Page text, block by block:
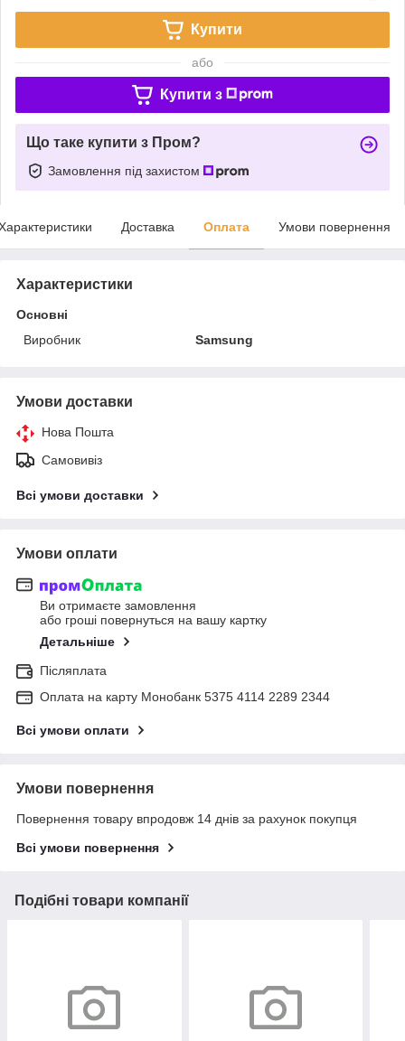
Купити
або
Купити з
Що таке купити з Пром?
Замовлення під захистом
Доставка Оплата Умови повернення
Характеристики
Основні
Виробник
Samsung
Умови доставки
Нова Пошта
Самовивіз
Всі умови доставки
Умови оплати
Ви отримаєте замовлення
або гроші повернуться на вашу картку
Детальніше
Післяплата
Оплата на карту Монобанк 5375 4114 2289 2344
Всі умови оплати
Умови повернення
Повернення товару впродовж 14 днів за рахунок покупця
Всі умови повернення
Подібні товари компанії